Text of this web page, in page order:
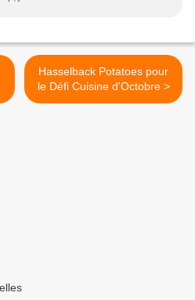
Hasselback Potatoes pour
le Défi Cuisine d'Octobre >